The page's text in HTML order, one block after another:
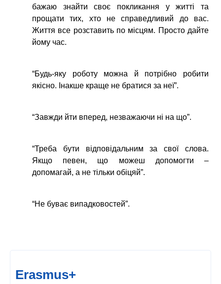
бажаю знайти своє покликання у житті та
прощати тих, хто не справедливий до вас.
Життя все розставить по місцям. Просто дайте
йому час.
“Будь-яку роботу можна й потрібно робити
якісно. Інакше краще не братися за неї”.
“Завжди йти вперед, незважаючи ні на що”.
“Треба бути відповідальним за свої слова.
Якщо певен, що можеш допомогти –
допомагай, а не тільки обіцяй”.
“Не буває випадковостей”.
Erasmus+